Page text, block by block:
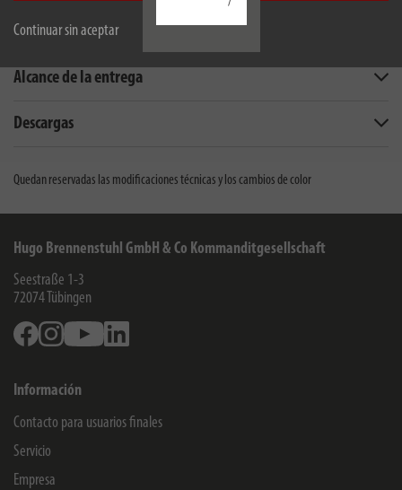
Continuar sin aceptar
Descripción
Alcance de la entrega
Descargas
Quedan reservadas las modificaciones técnicas y los cambios de color
Hugo Brennenstuhl GmbH & Co Kommanditgesellschaft
Seestraße 1-3
72074 Tübingen
FacebookInstagramYoutube
Información
Contacto para usuarios finales
Servicio
Empresa